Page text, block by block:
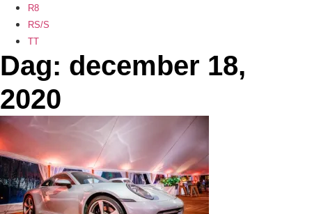
R8
RS/S
TT
Dag: december 18,
2020